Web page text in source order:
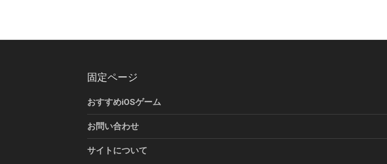
固定ページ
おすすめiOSゲーム
お問い合わせ
サイトについて